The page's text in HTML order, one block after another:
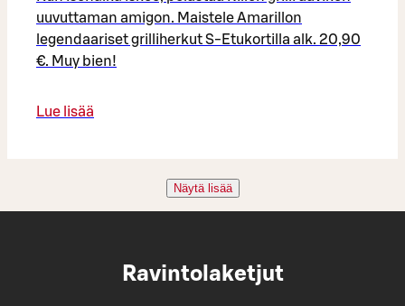
uuvuttaman amigon. Maistele Amarillon
legendaariset grilliherkut S-Etukortilla alk. 20,90
€. Muy bien!
Lue lisää
Näytä lisää
Ravintolaketjut